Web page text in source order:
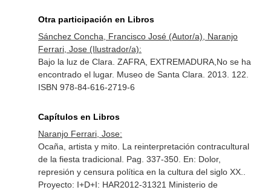
Otra participación en Libros
Sánchez Concha, Francisco José (Autor/a), Naranjo
Ferrari, Jose (Ilustrador/a):
Bajo la luz de Clara. ZAFRA, EXTREMADURA,No se ha
encontrado el lugar. Museo de Santa Clara. 2013. 122.
ISBN 978-84-616-2719-6
Capítulos en Libros
Naranjo Ferrari, Jose:
Ocaña, artista y mito. La reinterpretación contracultural
de la fiesta tradicional. Pag. 337-350. En: Dolor,
represión y censura política en la cultura del siglo XX.
Proyecto: I+D+I: HAR2012-31321 Ministerio de